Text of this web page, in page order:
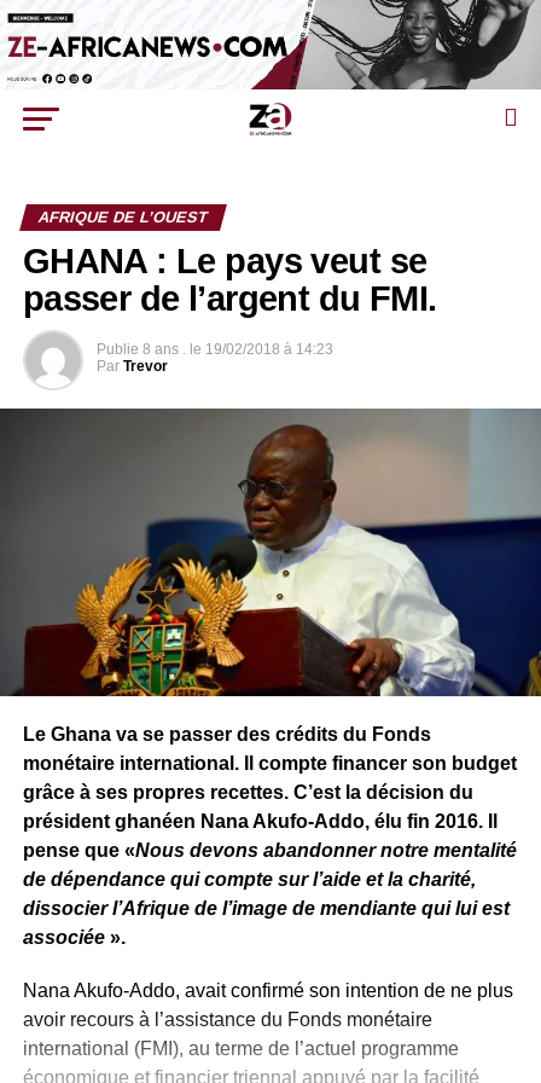
AFRIQUE DE L’OUEST
GHANA : Le pays veut se
passer de l’argent du FMI.
Publie 8 ans . le 19/02/2018 à 14:23
Par Trevor
Le Ghana va se passer des crédits du Fonds
monétaire international. Il compte financer son budget
grâce à ses propres recettes. C’est la décision du
président ghanéen Nana Akufo-Addo, élu fin 2016. Il
pense que «Nous devons abandonner notre mentalité
de dépendance qui compte sur l’aide et la charité,
dissocier l’Afrique de l’image de mendiante qui lui est
associée ».
Nana Akufo-Addo, avait confirmé son intention de ne plus
avoir recours à l’assistance du Fonds monétaire
international (FMI), au terme de l’actuel programme
économique et financier triennal appuyé par la facilité